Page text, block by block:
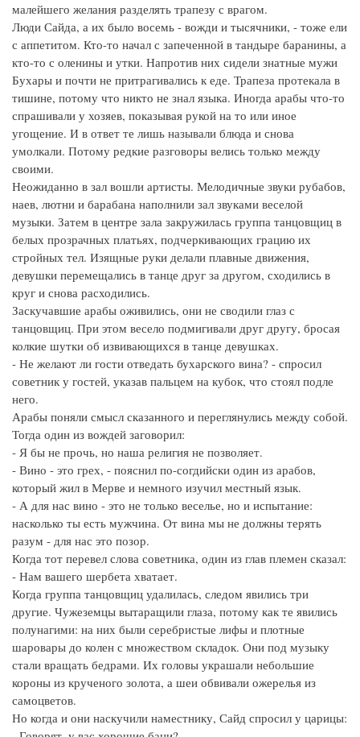
малейшего желания разделять трапезу с врагом.
Люди Сайда, а их было восемь - вожди и тысячники, - тоже ели
с аппетитом. Кто-то начал с запеченной в тандыре баранины, а
кто-то с оленины и утки. Напротив них сидели знатные мужи
Бухары и почти не притрагивались к еде. Трапеза протекала в
тишине, потому что никто не знал языка. Иногда арабы что-то
спрашивали у хозяев, показывая рукой на то или иное
угощение. И в ответ те лишь называли блюда и снова
умолкали. Потому редкие разговоры велись только между
своими.
Неожиданно в зал вошли артисты. Мелодичные звуки рубабов,
наев, лютни и барабана наполнили зал звуками веселой
музыки. Затем в центре зала закружилась группа танцовщиц в
белых прозрачных платьях, подчеркивающих грацию их
стройных тел. Изящные руки делали плавные движения,
девушки перемещались в танце друг за другом, сходились в
круг и снова расходились.
Заскучавшие арабы оживились, они не сводили глаз с
танцовщиц. При этом весело подмигивали друг другу, бросая
колкие шутки об извивающихся в танце девушках.
- Не желают ли гости отведать бухарского вина? - спросил
советник у гостей, указав пальцем на кубок, что стоял подле
него.
Арабы поняли смысл сказанного и переглянулись между собой.
Тогда один из вождей заговорил:
- Я бы не прочь, но наша религия не позволяет.
- Вино - это грех, - пояснил по-согдийски один из арабов,
который жил в Мерве и немного изучил местный язык.
- А для нас вино - это не только веселье, но и испытание:
насколько ты есть мужчина. От вина мы не должны терять
разум - для нас это позор.
Когда тот перевел слова советника, один из глав племен сказал:
- Нам вашего шербета хватает.
Когда группа танцовщиц удалилась, следом явились три
другие. Чужеземцы вытаращили глаза, потому как те явились
полунагими: на них были серебристые лифы и плотные
шаровары до колен с множеством складок. Они под музыку
стали вращать бедрами. Их головы украшали небольшие
короны из крученого золота, а шеи обвивали ожерелья из
самоцветов.
Но когда и они наскучили наместнику, Сайд спросил у царицы: